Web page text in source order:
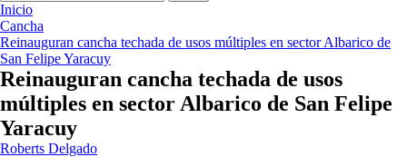
Inicio
Cancha
Reinauguran cancha techada de usos múltiples en sector Albarico de
San Felipe Yaracuy
Reinauguran cancha techada de usos
múltiples en sector Albarico de San Felipe
Yaracuy
Roberts Delgado